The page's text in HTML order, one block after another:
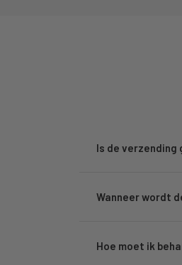
Is de verzending
Wanneer wordt
Hoe moet ik